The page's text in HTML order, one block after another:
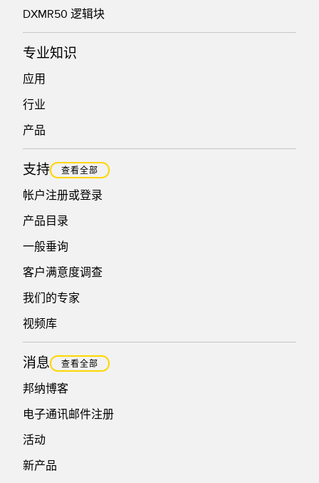
DXMR50 逻辑块
专业知识
应用
行业
产品
支持 查看全部
帐户注册或登录
产品目录
一般垂询
客户满意度调查
我们的专家
视频库
消息 查看全部
邦纳博客
电子通讯邮件注册
活动
新产品